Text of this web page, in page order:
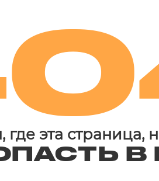
эта страница,
В